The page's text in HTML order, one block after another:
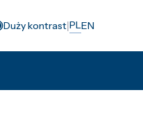
Duży kontrast|PLEN